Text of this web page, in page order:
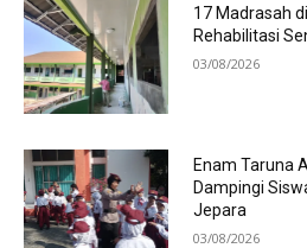
17 Madrasah
Rehabilitasi
03/08/2026
Enam Taruna
Dampingi
Jepara
03/08/2026